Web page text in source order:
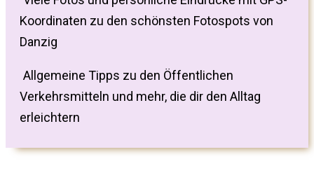
Koordinaten zu den schönsten Fotospots von
Danzig
Allgemeine Tipps zu den Öffentlichen
Verkehrsmitteln und mehr, die dir den Alltag
erleichtern